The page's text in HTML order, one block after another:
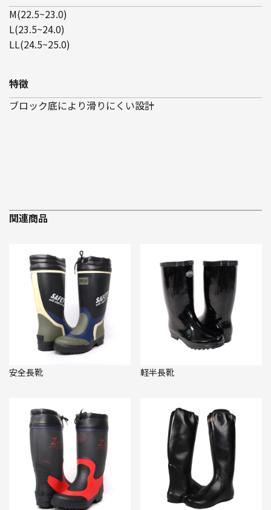
M(22.5~23.0)
L(23.5~24.0)
LL(24.5~25.0)
特徴
ブロック底により滑りにくい設計
関連商品
安全長靴 軽半長靴